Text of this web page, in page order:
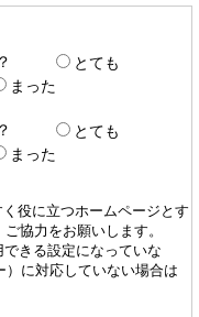
とても
まった
とても
まった
役に立つホームページとす
協力をお願いします。
きる設定になっていな
）に対応していない場合は